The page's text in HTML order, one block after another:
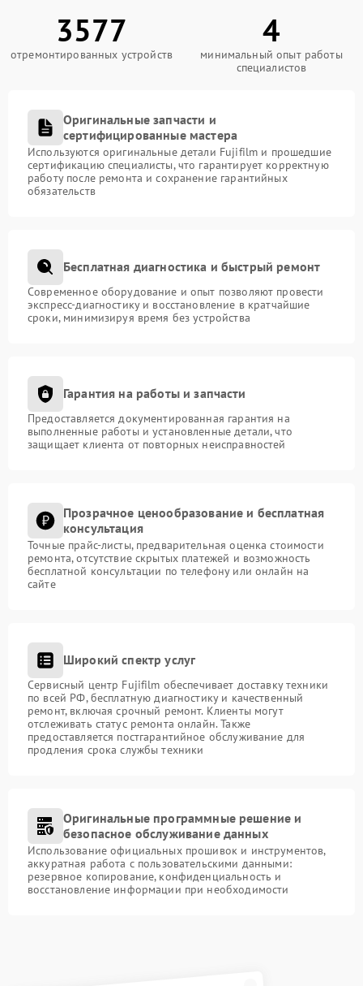
3577
отремонтированных устройств
4
минимальный опыт работы
специалистов
Оригинальные запчасти и
сертифицированные мастера
Используются оригинальные детали Fujifilm и прошедшие
сертификацию специалисты, что гарантирует корректную
работу после ремонта и сохранение гарантийных
обязательств
Бесплатная диагностика и быстрый ремонт
Современное оборудование и опыт позволяют провести
экспресс-диагностику и восстановление в кратчайшие
сроки, минимизируя время без устройства
Гарантия на работы и запчасти
Предоставляется документированная гарантия на
выполненные работы и установленные детали, что
защищает клиента от повторных неисправностей
Прозрачное ценообразование и бесплатная
консультация
Точные прайс-листы, предварительная оценка стоимости
ремонта, отсутствие скрытых платежей и возможность
бесплатной консультации по телефону или онлайн на
сайте
Широкий спектр услуг
Сервисный центр Fujifilm обеспечивает доставку техники
по всей РФ, бесплатную диагностику и качественный
ремонт, включая срочный ремонт. Клиенты могут
отслеживать статус ремонта онлайн. Также
предоставляется постгарантийное обслуживание для
продления срока службы техники
Оригинальные программные решение и
безопасное обслуживание данных
Использование официальных прошивок и инструментов,
аккуратная работа с пользовательскими данными:
резервное копирование, конфиденциальность и
восстановление информации при необходимости